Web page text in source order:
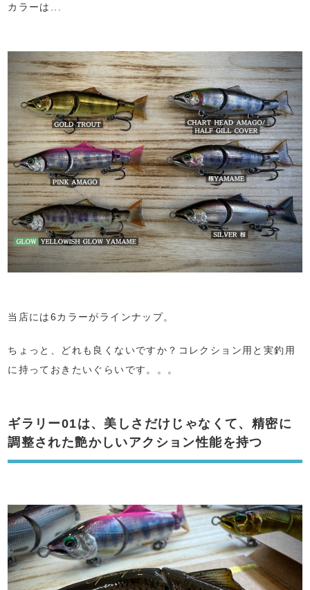
カラーは...
当店には6カラーがラインナップ。
ちょっと、どれも良くないですか？コレクション用と実釣用
に持っておきたいぐらいです。。。
ギラリー01は、美しさだけじゃなくて、精密に
調整された艶かしいアクション性能を持つ